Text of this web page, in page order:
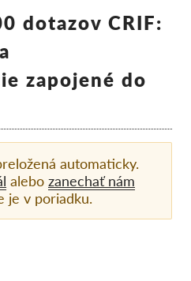
pre jednotlivé
your rights!
nás!
dotazov CRIF:
zapojené do
automaticky.
alebo zanechať nám
je v poriadku.